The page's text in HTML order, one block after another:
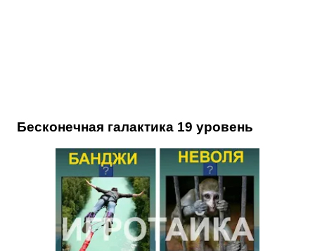
Бесконечная галактика 19 уровень